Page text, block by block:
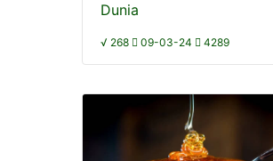
Dunia
√ 268 09-03-24 4289